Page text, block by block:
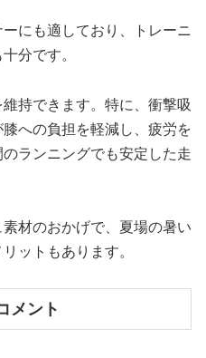
にも適しており、トレーニ
分です。
持できます。特に、衝撃吸
への負担を軽減し、疲労を
ランニングでも安定した走
材のおかげで、夏場の暑い
ットもあります。
メント